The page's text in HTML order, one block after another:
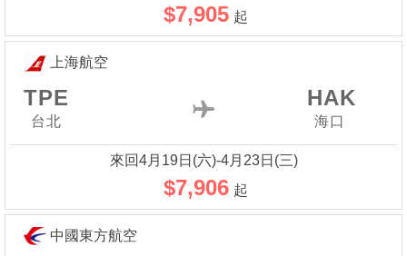
$7,905 起
上海航空
TPE
台北
HAK
海口
來回4月19日(六)-4月23日(三)
$7,906 起
中國東方航空